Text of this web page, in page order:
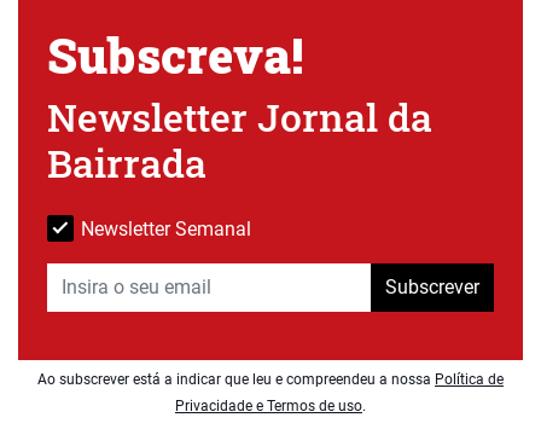
Subscreva!
Newsletter Jornal da
Bairrada
Newsletter Semanal
Subscrever
Ao subscrever está a indicar que leu e compreendeu a nossa Política de
Privacidade e Termos de uso.